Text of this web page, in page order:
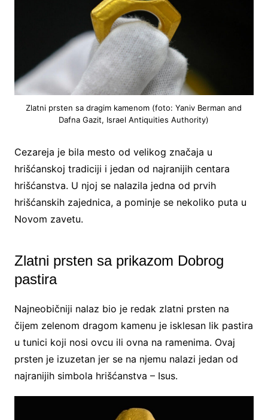
Zlatni prsten sa dragim kamenom (foto: Yaniv Berman and
Dafna Gazit, Israel Antiquities Authority)
Cezareja je bila mesto od velikog značaja u
hrišćanskoj tradiciji i jedan od najranijih centara
hrišćanstva. U njoj se nalazila jedna od prvih
hrišćanskih zajednica, a pominje se nekoliko puta u
Novom zavetu.
Zlatni prsten sa prikazom Dobrog
pastira
Najneobičniji nalaz bio je redak zlatni prsten na
čijem zelenom dragom kamenu je isklesan lik pastira
u tunici koji nosi ovcu ili ovna na ramenima. Ovaj
prsten je izuzetan jer se na njemu nalazi jedan od
najranijih simbola hrišćanstva – Isus.